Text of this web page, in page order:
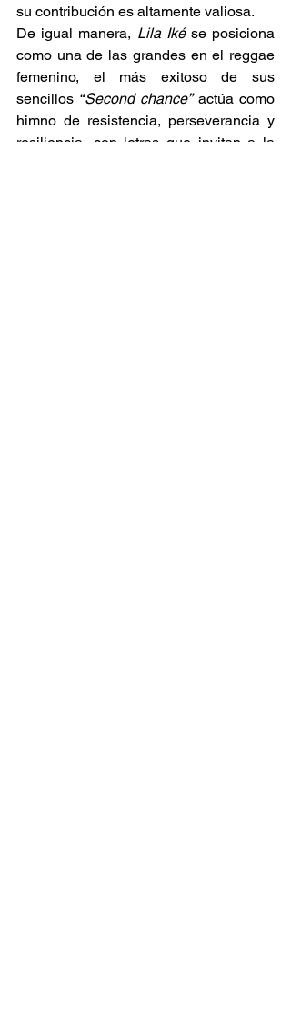
su contribución es altamente valiosa.
De igual manera, Lila Iké se posiciona
como una de las grandes en el reggae
femenino, el más exitoso de sus
sencillos “Second chance” actúa como
himno de resistencia, perseverancia y
resiliencia, con letras que invitan a la